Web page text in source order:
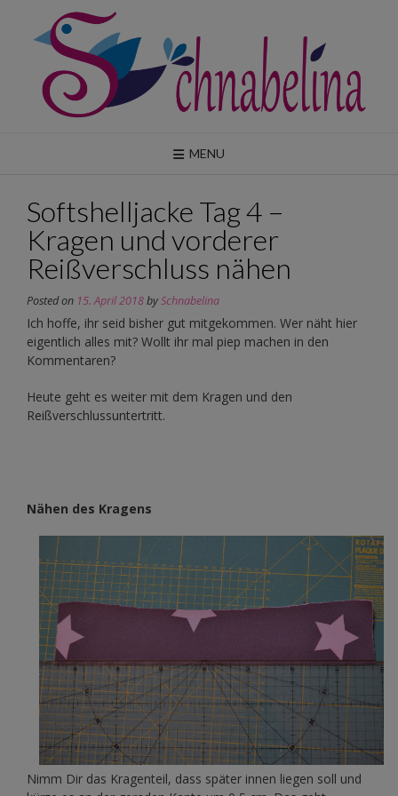
content
MENU
Softshelljacke Tag 4 –
Kragen und vorderer
Reißverschluss nähen
Posted on 15. April 2018bySchnabelina
Ich hoffe, ihr seid bisher gut mitgekommen. Wer näht hier
eigentlich alles mit? Wollt ihr mal piep machen in den
Kommentaren?
Heute geht es weiter mit dem Kragen und den
Reißverschlussuntertritt.
Nähen des Kragens
Nimm Dir das Kragenteil, dass später innen liegen soll und